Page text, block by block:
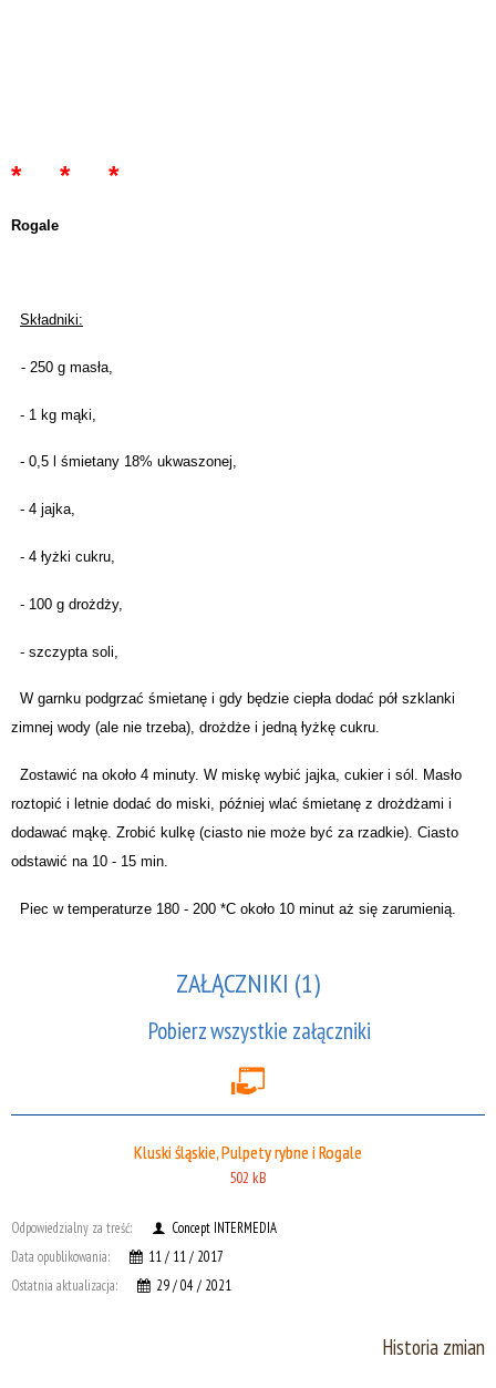
* * *
Rogale
Składniki:
- 250 g masła,
- 1 kg mąki,
- 0,5 l śmietany 18% ukwaszonej,
- 4 jajka,
- 4 łyżki cukru,
- 100 g drożdży,
- szczypta soli,
W garnku podgrzać śmietanę i gdy będzie ciepła dodać pół szklanki
zimnej wody (ale nie trzeba), drożdże i jedną łyżkę cukru.
Zostawić na około 4 minuty. W miskę wybić jajka, cukier i sól. Masło
roztopić i letnie dodać do miski, później wlać śmietanę z drożdżami i
dodawać mąkę. Zrobić kulkę (ciasto nie może być za rzadkie). Ciasto
odstawić na 10 - 15 min.
Piec w temperaturze 180 - 200 *C około 10 minut aż się zarumienią.
ZAŁĄCZNIKI (1)
Pobierz wszystkie załączniki
Kluski śląskie, Pulpety rybne i Rogale
502 kB
Odpowiedzialny za treść:
Concept INTERMEDIA
Data opublikowania:
11 / 11 / 2017
Ostatnia aktualizacja:
29 / 04 / 2021
Historia zmian